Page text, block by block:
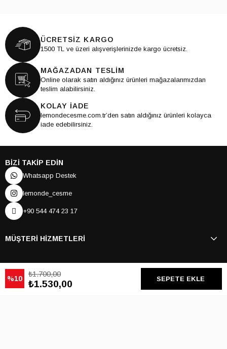
ÜCRETSİZ KARGO
1500 TL ve üzeri alışverişlerinizde kargo ücretsiz.
MAĞAZADAN TESLİM
Online olarak satın aldığınız ürünleri mağazalarımızdan
teslim alabilirsiniz.
KOLAY İADE
lemondecesme.com.tr’den satın aldığınız ürünleri kolayca
iade edebilirsiniz.
BİZİ TAKİP EDİN
Whatsapp Destek
lemonde_cesme
+90 544 474 23 17
MÜŞTERİ HİZMETLERİ
10
₺1.700,00
₺1.530,00